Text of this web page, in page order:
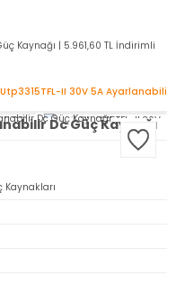
II 30V 5A Ayarlanabilir
Dc Güç Kaynağı
Kaynakları